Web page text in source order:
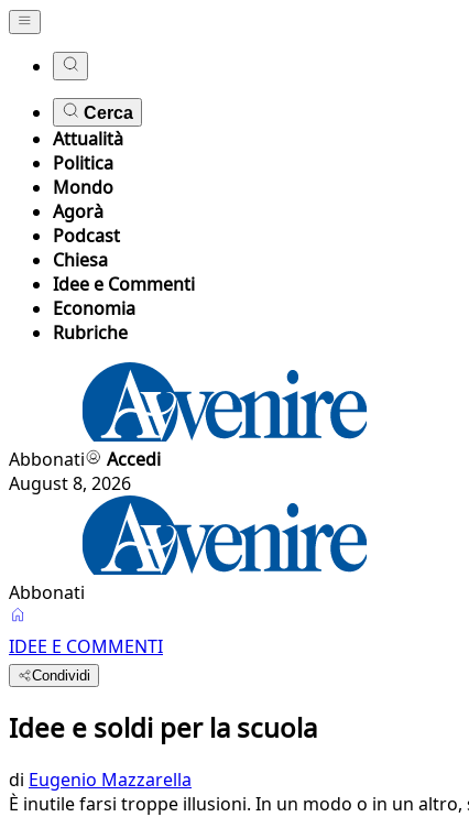
Cerca
Attualità
Politica
Mondo
Agorà
Podcast
Chiesa
Idee e Commenti
Economia
Rubriche
Abbonati
Accedi
August 8, 2026
Abbonati
IDEE E COMMENTI
Condividi
Idee e soldi per la scuola
di Eugenio Mazzarella
È inutile farsi troppe illusioni. In un modo o in un